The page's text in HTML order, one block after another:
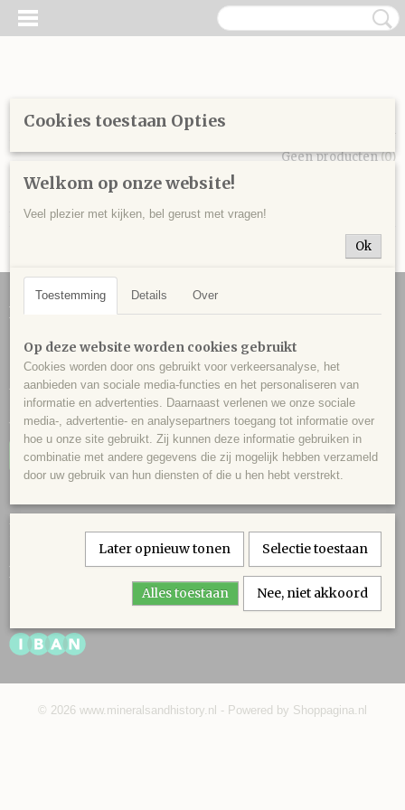
UW WINKELWAGEN
Geen producten(0)
Home >Over ons > Privacy
Informatie
Contact
Over ons
Algemene voorwaarden
Privacy
Verzenden en retouren
Herroeping
Categorieën
Betaalmethodes
© 2026 www.mineralsandhistory.nl - Powered by Shoppagina.nl
Cookies toestaan Opties
Welkom op onze website!
Veel plezier met kijken, bel gerust met vragen!
Ok
Toestemming Details Over
Op deze website worden cookies gebruikt
Cookies worden door ons gebruikt voor verkeersanalyse, het
aanbieden van sociale media-functies en het personaliseren van
informatie en advertenties. Daarnaast verlenen we onze sociale
media-, advertentie- en analysepartners toegang tot informatie over
hoe u onze site gebruikt. Zij kunnen deze informatie gebruiken in
combinatie met andere gegevens die zij mogelijk hebben verzameld
door uw gebruik van hun diensten of die u hen hebt verstrekt.
Later opnieuw tonen Selectie toestaan
Alles toestaan Nee, niet akkoord